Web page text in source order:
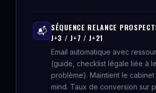
📬 SÉQUENCE RELANCE
J+3 / J+7 / J+21
Email automatique avec
(guide, checklist légale liée à
problème). Maintient le
mind. Taux de conversion sur